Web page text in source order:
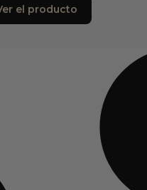
el producto